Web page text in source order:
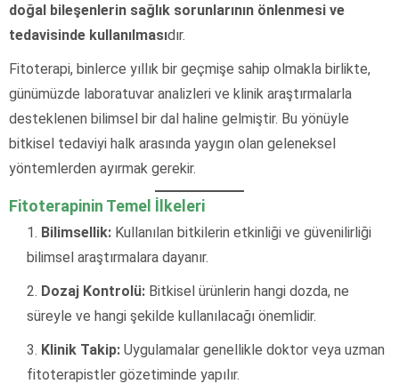
doğal bileşenlerin sağlık sorunlarının önlenmesi ve
tedavisinde kullanılmasıdır.
Fitoterapi, binlerce yıllık bir geçmişe sahip olmakla birlikte,
günümüzde laboratuvar analizleri ve klinik araştırmalarla
desteklenen bilimsel bir dal haline gelmiştir. Bu yönüyle
bitkisel tedaviyi halk arasında yaygın olan geleneksel
yöntemlerden ayırmak gerekir.
Fitoterapinin Temel İlkeleri
Bilimsellik: Kullanılan bitkilerin etkinliği ve güvenilirliği
bilimsel araştırmalara dayanır.
Dozaj Kontrolü: Bitkisel ürünlerin hangi dozda, ne
süreyle ve hangi şekilde kullanılacağı önemlidir.
Klinik Takip: Uygulamalar genellikle doktor veya uzman
fitoterapistler gözetiminde yapılır.